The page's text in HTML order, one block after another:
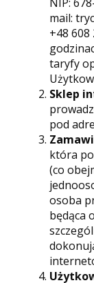
mail:
+48
taryfy
Sklep
pod
która
(co
osoba
będąca